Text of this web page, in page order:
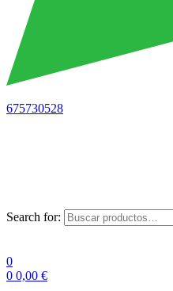
675730528
Search for:
0
0 0,00 €